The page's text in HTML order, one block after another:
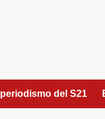
periodismo del S21